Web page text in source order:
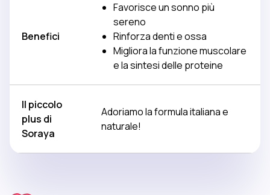
Benefici
Favorisce un sonno più
sereno
Rinforza denti e ossa
Migliora la funzione muscolare
e la sintesi delle proteine
Il piccolo
plus di
Soraya
Adoriamo la formula italiana e
naturale!